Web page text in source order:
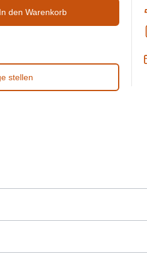
In den Warenkorb
stellen